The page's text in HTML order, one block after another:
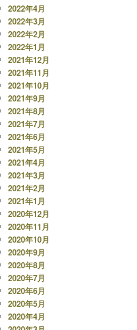
2022年4月
2022年3月
2022年2月
2022年1月
2021年12月
2021年11月
2021年10月
2021年9月
2021年8月
2021年7月
2021年6月
2021年5月
2021年4月
2021年3月
2021年2月
2021年1月
2020年12月
2020年11月
2020年10月
2020年9月
2020年8月
2020年7月
2020年6月
2020年5月
2020年4月